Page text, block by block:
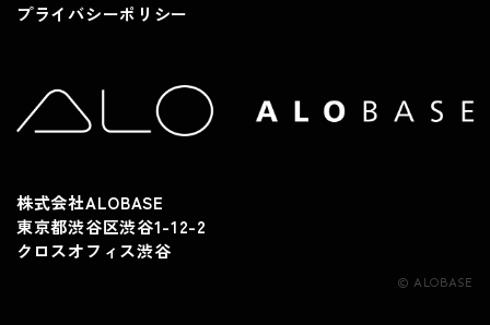
株式会社ALOBASE
東京都渋谷区渋谷1-12-2
クロスオフィス渋谷
© ALOBASE
プライバシーポリシー